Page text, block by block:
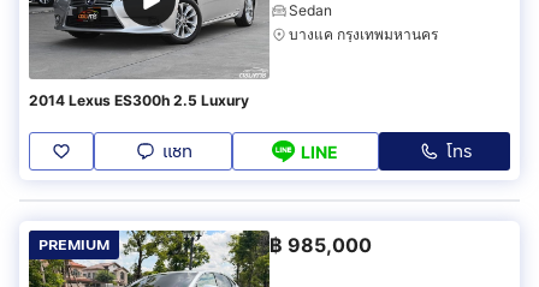
Sedan
บางแค กรุงเทพมหานคร
2014 Lexus ES300h 2.5 Luxury
แชท LINE โทร
PREMIUM ฿ 985,000